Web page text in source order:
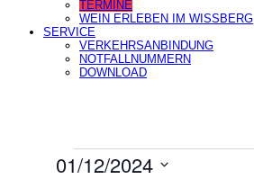
TERMINE
WEIN ERLEBEN IM WISSBERG
SERVICE
VERKEHRSANBINDUNG
NOTFALLNUMMERN
DOWNLOAD
Veranstaltungen
01/12/2024